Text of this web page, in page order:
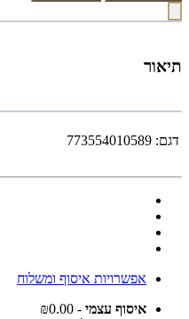
תיאור
דגם: 773554010589
אפשרויות איסוף ומשלוח
איסוף עצמי - ₪0.00